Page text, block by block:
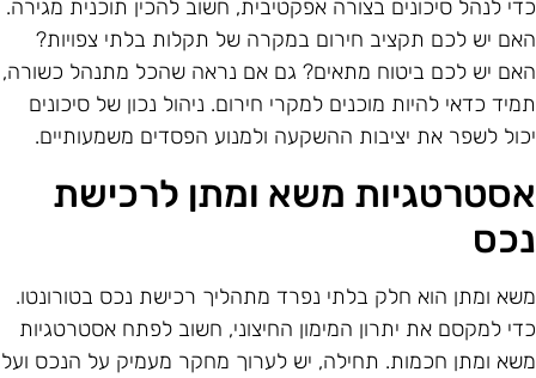
לנהל סיכונים בצורה אפקטיבית, חשוב להכין תוכנית מגירה.
יש לכם תקציב חירום במקרה של תקלות בלתי צפויות?
יש לכם ביטוח מתאים? גם אם נראה שהכל מתנהל כשורה,
כדאי להיות מוכנים למקרי חירום. ניהול נכון של סיכונים
לשפר את יציבות ההשקעה ולמנוע הפסדים משמעותיים.
משא ומתן לרכישת
ומתן הוא חלק בלתי נפרד מתהליך רכישת נכס בטורונטו.
למקסם את יתרון המימון החיצוני, חשוב לפתח אסטרטגיות
ומתן חכמות. תחילה, יש לערוך מחקר מעמיק על הנכס ועל